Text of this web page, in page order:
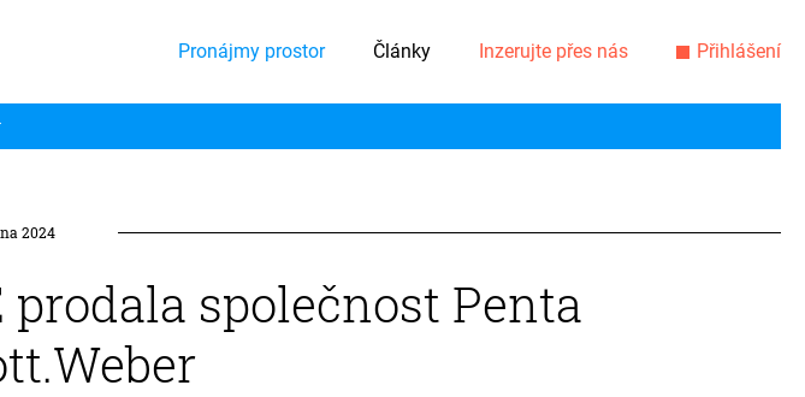
Pronájmy prostor Články Inzerujte přes nás Přihlášení
2024
společnost Penta